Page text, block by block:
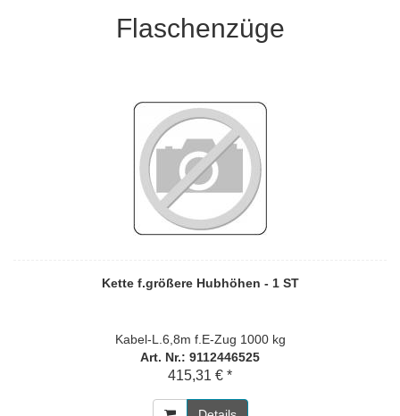
Flaschenzüge
Kette f.größere Hubhöhen - 1 ST
Kabel-L.6,8m f.E-Zug 1000 kg
Art. Nr.: 9112446525
415,31 € *